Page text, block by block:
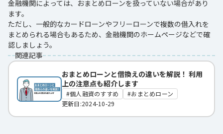
金融機関によっては、おまとめローンを扱っていない場合があり
ます。
ただし、一般的なカードローンやフリーローンで複数の借入れを
まとめられる場合もあるため、金融機関のホームページなどで確
認しましょう。
関連記事
おまとめローンと借換えの違いを解説！ 利用
上の注意点も紹介します
個人融資のすすめ
おまとめローン
更新日:2024-10-29